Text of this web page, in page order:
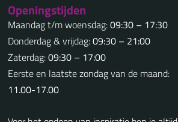
Openingstijden
Maandag t/m woensdag:09:30 – 17:30
Donderdag & vrijdag:09:30 – 21:00
Zaterdag:09:30 – 17:00
Eerste en laatste zondag van de maand:
11.00-17.00